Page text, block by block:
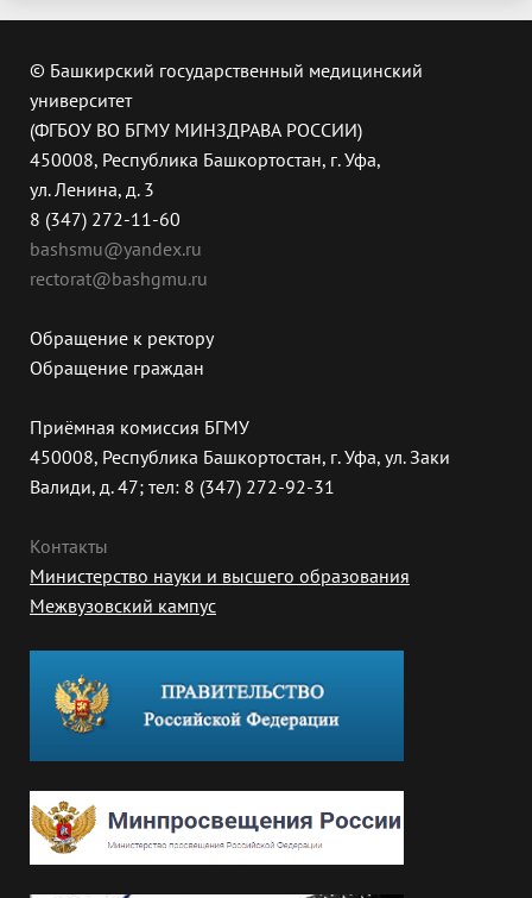
© Башкирский государственный медицинский
университет
(ФГБОУ ВО БГМУ МИНЗДРАВА РОССИИ)
450008, Республика Башкортостан, г. Уфа,
ул. Ленина, д. 3
8 (347) 272-11-60
bashsmu@yandex.ru
rectorat@bashgmu.ru
Обращение к ректору
Обращение граждан
Приёмная комиссия БГМУ
450008, Республика Башкортостан, г. Уфа, ул. Заки
Валиди, д. 47; тел: 8 (347) 272-92-31
Контакты
Министерство науки и высшего образования
Межвузовский кампус